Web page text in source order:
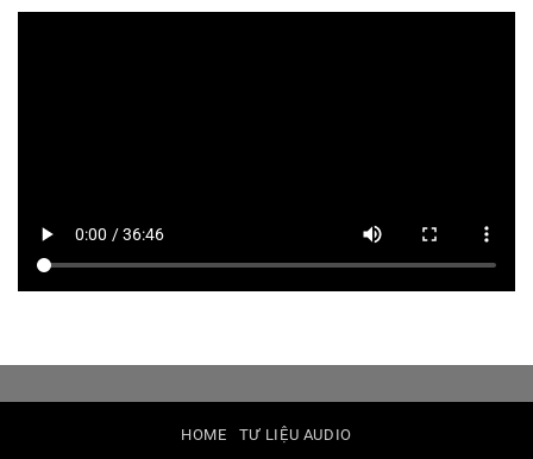
HOME TƯ LIỆU AUDIO